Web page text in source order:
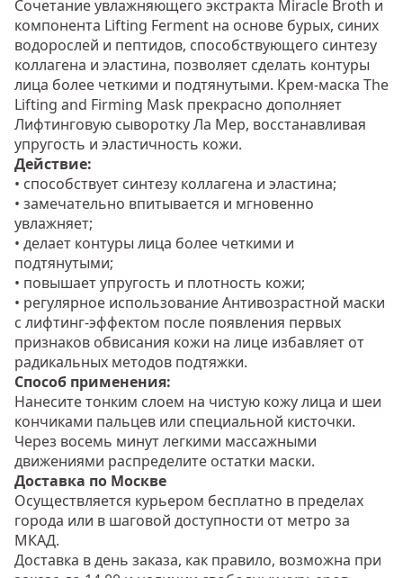
Сочетание увлажняющего экстракта Miracle Broth и
компонента Lifting Ferment на основе бурых, синих
водорослей и пептидов, способствующего синтезу
коллагена и эластина, позволяет сделать контуры
лица более четкими и подтянутыми. Крем-маска The
Lifting and Firming Mask прекрасно дополняет
Лифтинговую сыворотку Ла Мер, восстанавливая
упругость и эластичность кожи.
Действие:
• способствует синтезу коллагена и эластина;
• замечательно впитывается и мгновенно
увлажняет;
• делает контуры лица более четкими и
подтянутыми;
• повышает упругость и плотность кожи;
• регулярное использование Антивозрастной маски
с лифтинг-эффектом после появления первых
признаков обвисания кожи на лице избавляет от
радикальных методов подтяжки.
Способ применения:
Нанесите тонким слоем на чистую кожу лица и шеи
кончиками пальцев или специальной кисточки.
Через восемь минут легкими массажными
движениями распределите остатки маски.
Доставка по Москве
Осуществляется курьером бесплатно в пределах
города или в шаговой доступности от метро за
МКАД.
Доставка в день заказа, как правило, возможна при